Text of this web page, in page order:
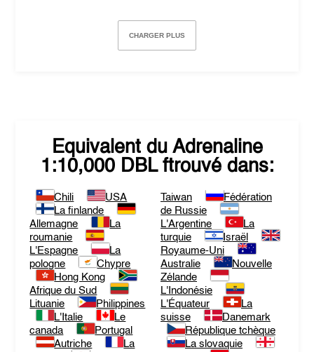
CHARGER PLUS
Equivalent du Adrenaline
1:10,000 DBLftrouvé dans:
Chili
USA
La finlande
Allemagne
La
roumanie
L'Espagne
La
pologne
Chypre
Hong Kong
Afrique du Sud
Lituanie
Philippines
L'Italie
Le
canada
Portugal
Autriche
La
Taiwan
Fédération
de Russie
L'Argentine
La
turquie
Israël
Royaume-Uni
Australie
Nouvelle
Zélande
L'Indonésie
L'Équateur
La
suisse
Danemark
République tchèque
La slovaquie